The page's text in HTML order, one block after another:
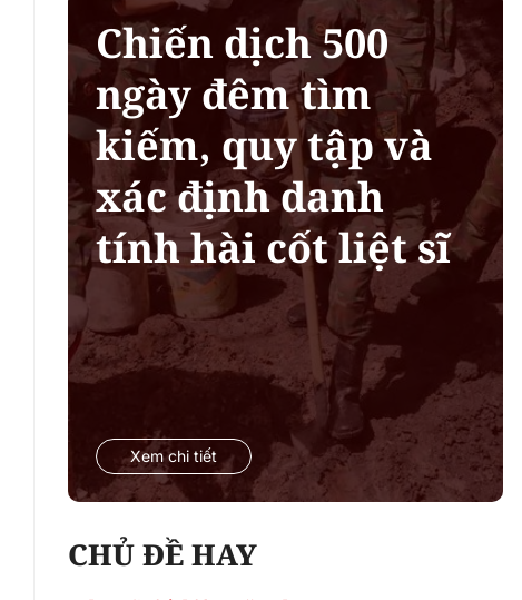
Chiến dịch 500
ngày đêm tìm
kiếm, quy tập và
xác định danh
tính hài cốt liệt sĩ
Xem chi tiết
CHỦ ĐỀ HAY